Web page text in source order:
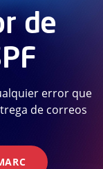
de
error que
de correos